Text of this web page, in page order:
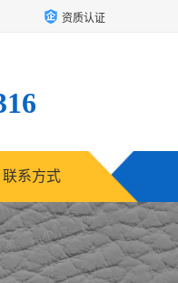
资质认证
联系方式